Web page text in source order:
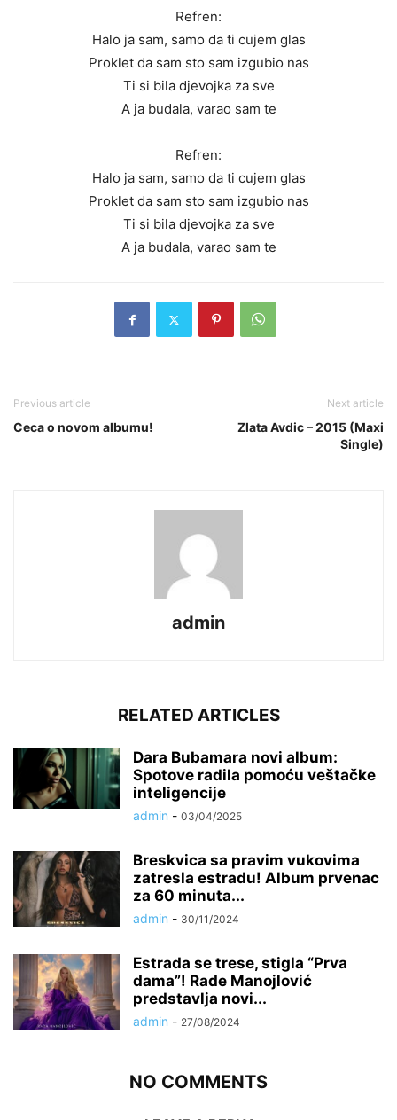
Refren:
Halo ja sam, samo da ti cujem glas
Proklet da sam sto sam izgubio nas
Ti si bila djevojka za sve
A ja budala, varao sam te
Refren:
Halo ja sam, samo da ti cujem glas
Proklet da sam sto sam izgubio nas
Ti si bila djevojka za sve
A ja budala, varao sam te
Previous article
Ceca o novom albumu!
Next article
Zlata Avdic – 2015 (Maxi
Single)
admin
RELATED ARTICLES
Dara Bubamara novi album:
Spotove radila pomoću veštačke
inteligencije
admin - 03/04/2025
Breskvica sa pravim vukovima
zatresla estradu! Album prvenac
za 60 minuta...
admin - 30/11/2024
Estrada se trese, stigla “Prva
dama”! Rade Manojlović
predstavlja novi...
admin - 27/08/2024
NO COMMENTS